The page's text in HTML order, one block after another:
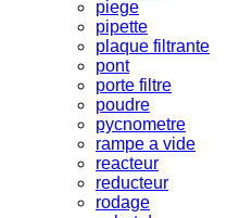
piege
pipette
plaque filtrante
pont
porte filtre
poudre
pycnometre
rampe a vide
reacteur
reducteur
rodage